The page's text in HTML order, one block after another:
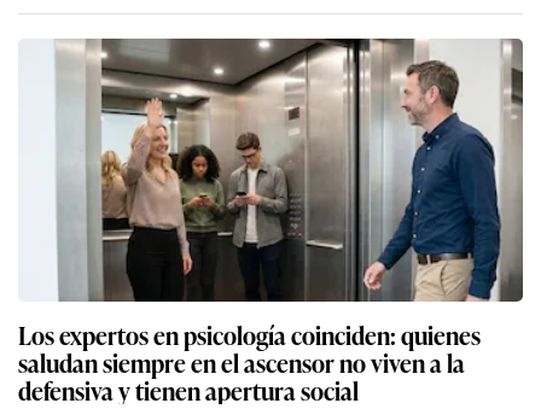
Los expertos en psicología coinciden: quienes
saludan siempre en el ascensor no viven a la
defensiva y tienen apertura social